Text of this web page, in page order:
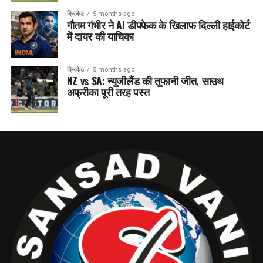
क्रिकेट 5 months ago
गौतम गंभीर ने AI डीपफेक के खिलाफ दिल्ली हाईकोर्ट
में दायर की याचिका
क्रिकेट 5 months ago
NZ vs SA: न्यूजीलैंड की तूफानी जीत, साउथ
अफ्रीका पूरी तरह पस्त